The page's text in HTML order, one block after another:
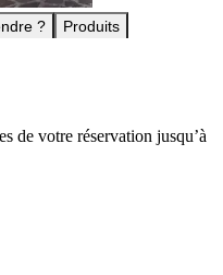
? Produits
de votre réservation jusqu’à